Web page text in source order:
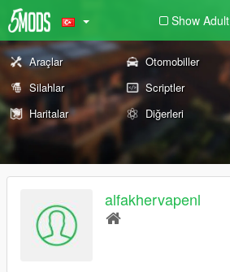
Show Adult
Araçlar Otomobiller
Silahlar
Scriptler
Haritalar
Diğerleri
alfakhervapenl